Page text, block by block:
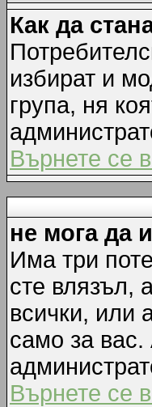
Как да
избират и
група, ня
Върнете се
не мога да
Има три
сте влязъл,
всички, или
само за
Върнете се